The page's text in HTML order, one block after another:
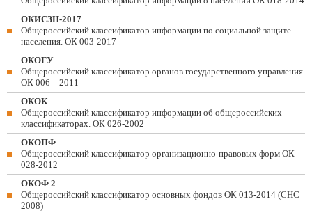
ОКИСЗН-2017
Общероссийский классификатор информации по социальной защите
населения. ОК 003-2017
ОКОГУ
Общероссийский классификатор органов государственного управления
ОК 006 – 2011
ОКОК
Общероссийский классификатор информации об общероссийских
классификаторах. ОК 026-2002
ОКОПФ
Общероссийский классификатор организационно-правовых форм ОК
028-2012
ОКОФ 2
Общероссийский классификатор основных фондов ОК 013-2014 (СНС
2008)